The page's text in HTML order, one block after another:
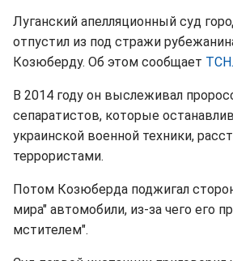
Луганский апелляционный суд
отпустил из под стражи
Козюберду. Об этом сообщает ТСН.
В 2014 году он выслеживал
сепаратистов, которые
украинской военной техники,
террористами.
Потом Козюберда поджигал
мира" автомобили, из-за чего его
мстителем".